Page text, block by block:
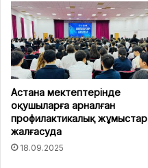
Астана мектептерінде
оқушыларға арналған
профилактикалық жұмыстар
жалғасуда
18.09.2025